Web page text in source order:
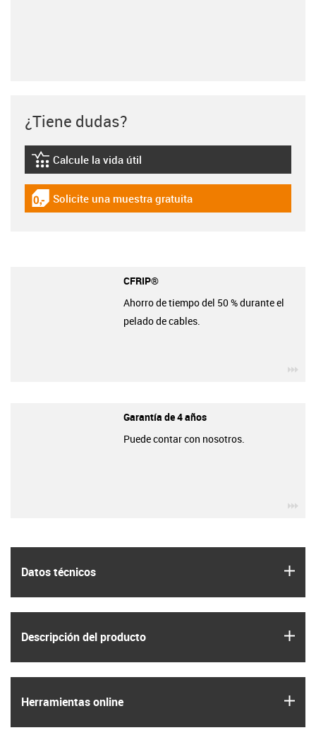
Datos técnicos
Descripción del producto
Herramientas online
¿Tiene dudas?
igus-icon-lebensdauerrechner
Calcule la vida útil
igus-icon-gratismuster
Solicite una muestra gratuita
CFRIP®
Ahorro de tiempo del 50 % durante el
pelado de cables.
Garantía de 4 años
Puede contar con nosotros.